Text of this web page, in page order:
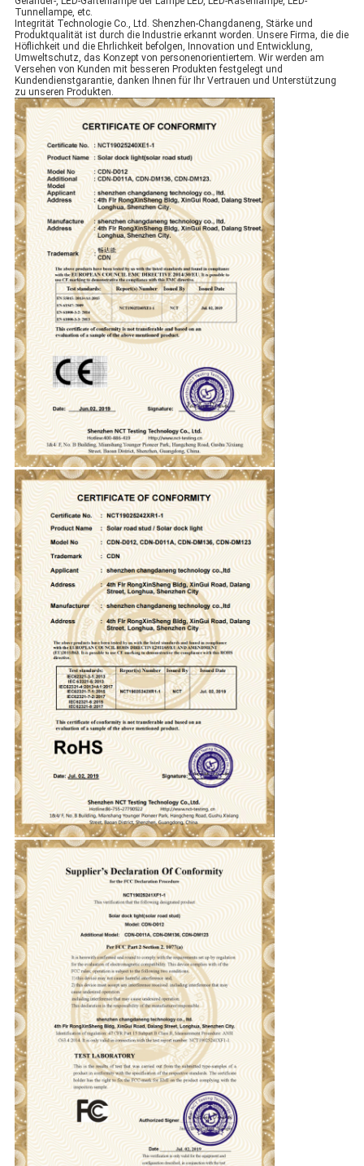
Tunnellampe, etc.
Integrität Technologie Co., Ltd. Shenzhen-Changdaneng, Stärke und
Produktqualität ist durch die Industrie erkannt worden. Unsere Firma, die die
Höflichkeit und die Ehrlichkeit befolgen, Innovation und Entwicklung,
Umweltschutz, das Konzept von personenorientiertem. Wir werden am
Versehen von Kunden mit besseren Produkten festgelegt und
Kundendienstgarantie, danken Ihnen für Ihr Vertrauen und Unterstützung
zu unseren Produkten.